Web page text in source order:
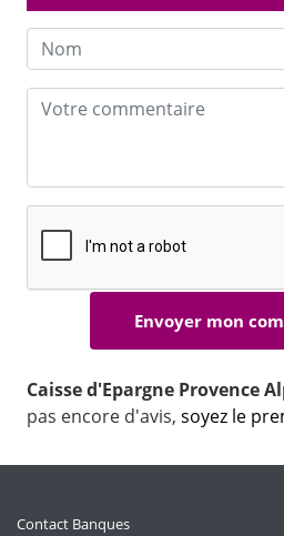
Caisse d'Epargne Provence
pas encore d'avis, soyez le
Contact Banques